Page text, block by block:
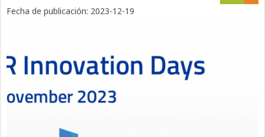
Fecha de publicación: 2023-12-19